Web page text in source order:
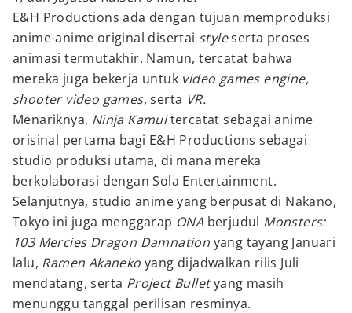
E&H Productions ada dengan tujuan memproduksi
anime-anime original disertai styleserta proses
animasi termutakhir. Namun, tercatat bahwa
mereka juga bekerja untuk video games engine,
shooter video games,serta VR.
Menariknya, Ninja Kamuitercatat sebagai anime
orisinal pertama bagi E&H Productions sebagai
studio produksi utama, di mana mereka
berkolaborasi dengan Sola Entertainment.
Selanjutnya, studio anime yang berpusat di Nakano,
Tokyo ini juga menggarap ONA berjudul Monsters:
103 Mercies Dragon Damnation yang tayang Januari
lalu, Ramen Akaneko yang dijadwalkan rilis Juli
mendatang, serta Project Bulletyang masih
menunggu tanggal perilisan resminya.